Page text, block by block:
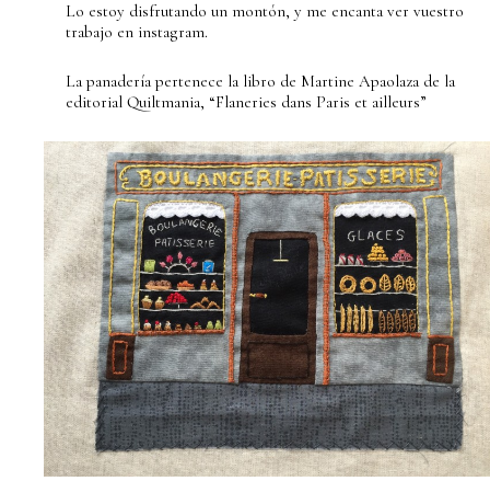
Lo estoy disfrutando un montón, y me encanta ver vuestro
trabajo en instagram.
La panadería pertenece la libro de Martine Apaolaza de la
editorial Quiltmania, “Flaneries dans Paris et ailleurs”